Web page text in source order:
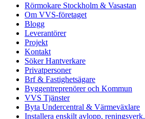
Rörmokare Stockholm & Vasastan
Om VVS-företaget
Blogg
Leverantörer
Projekt
Kontakt
Söker Hantverkare
Privatpersoner
Brf & Fastighetsägare
Byggentreprenörer och Kommun
VVS Tjänster
Byta Undercentral & Värmeväxlare
Installera enskilt avlopp, reningsverk,